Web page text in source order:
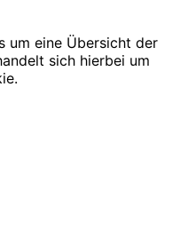
um eine Übersicht der
sich hierbei um